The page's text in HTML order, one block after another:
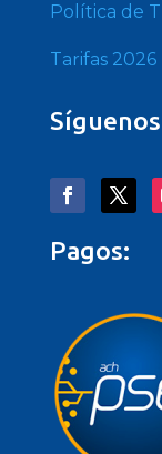
Política de
Tarifas 2026
Pagos: